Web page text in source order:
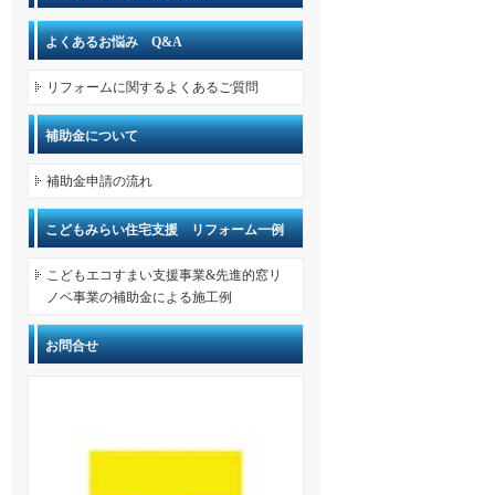
よくあるお悩み Q&A
リフォームに関するよくあるご質問
補助金について
補助金申請の流れ
こどもみらい住宅支援 リフォーム一例
こどもエコすまい支援事業&先進的窓リ
ノベ事業の補助金による施工例
お問合せ